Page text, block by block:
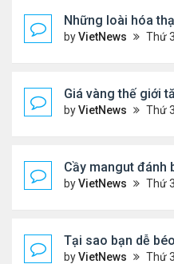
Những loài hóa
byVietNews Thứ 3 Tháng 12 13, 2022 11:11 am
Giá vàng thế giới
byVietNews Thứ 3 Tháng 12 13, 2022 10:54 am
Cầy mangut đánh
byVietNews Thứ 3 Tháng 12 13, 2022 10:50 am
Tại sao bạn dễ
byVietNews Thứ 3 Tháng 12 13, 2022 10:42 am